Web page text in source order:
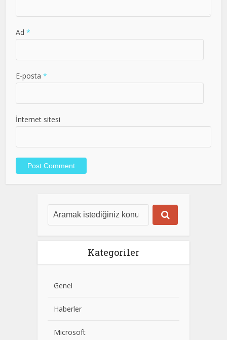
Ad*
E-posta*
İnternet sitesi
Kategoriler
Genel
Haberler
Microsoft